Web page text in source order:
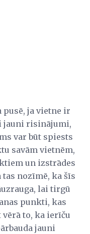
pusē, ja vietne ir
jauni risinājumi,
var būt spiests
savām vietnēm,
un izstrādes
nozīmē, ka šīs
lai tirgū
punkti, kas
to, ka ierīču
jauni